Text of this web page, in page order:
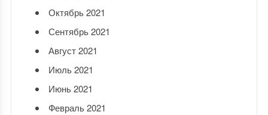
Октябрь 2021
Сентябрь 2021
Август 2021
Июль 2021
Июнь 2021
Февраль 2021